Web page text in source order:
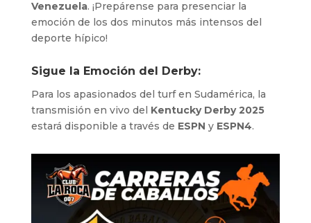
Venezuela. ¡Prepárense para presenciar la
emoción de los dos minutos más intensos del
deporte hípico!
Sigue la Emoción del Derby:
Para los apasionados del turf en Sudamérica, la
transmisión en vivo del Kentucky Derby 2025
estará disponible a través de ESPN y ESPN4.